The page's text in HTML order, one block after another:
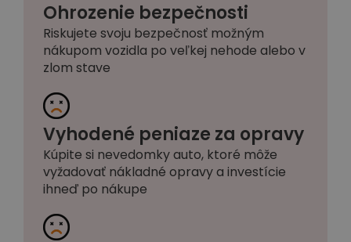
Ohrozenie bezpečnosti
Riskujete svoju bezpečnosť možným
nákupom vozidla po veľkej nehode alebo v
zlom stave
Vyhodené peniaze za opravy
Kúpite si nevedomky auto, ktoré môže
vyžadovať nákladné opravy a investície
ihneď po nákupe